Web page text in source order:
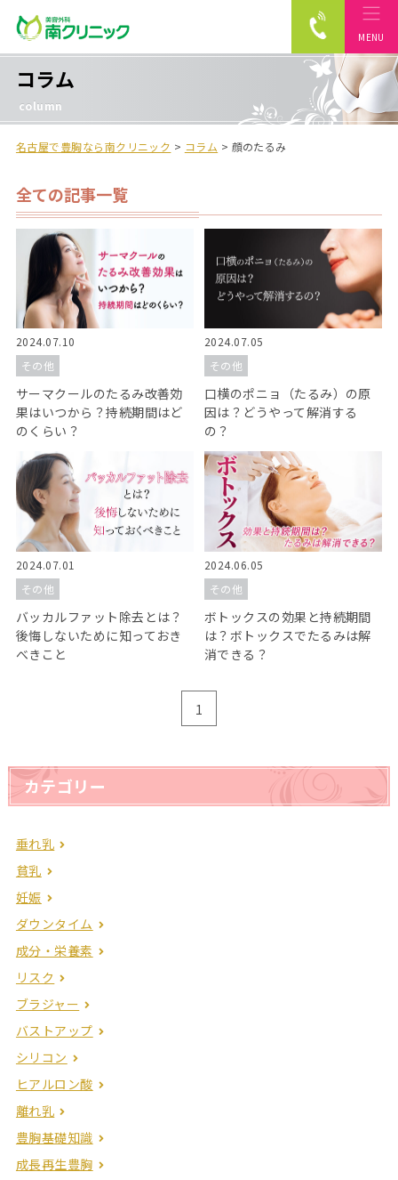
MENU
南クリニック
コラム
column
名古屋で豊胸なら南クリニック > コラム > 顔のたるみ
全ての記事一覧
2024.07.10
その他
サーマクールのたるみ改善効
果はいつから？持続期間はど
のくらい？
2024.07.05
その他
口横のポニョ（たるみ）の原
因は？どうやって解消する
の？
2024.07.01
その他
バッカルファット除去とは？
後悔しないために知っておき
べきこと
2024.06.05
その他
ボトックスの効果と持続期間
は？ボトックスでたるみは解
消できる？
1
カテゴリー
垂れ乳
貧乳
妊娠
ダウンタイム
成分・栄養素
リスク
ブラジャー
バストアップ
シリコン
ヒアルロン酸
離れ乳
豊胸基礎知識
成長再生豊胸